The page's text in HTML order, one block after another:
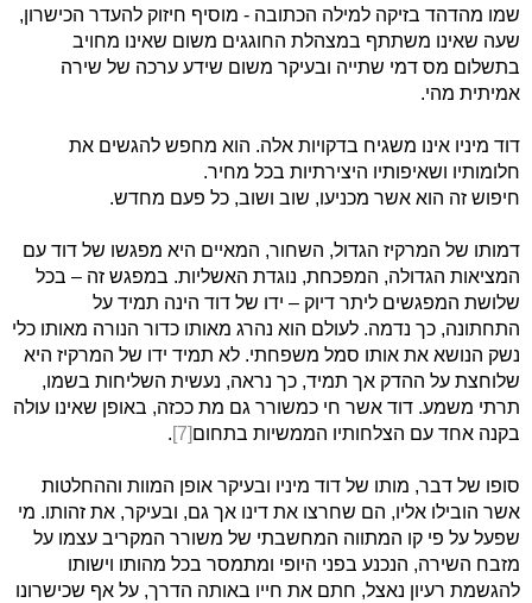
שמו מהדהד בזיקה למילה הכתובה - מוסיף חיזוק להעדר הכישרון,
שעה שאינו משתתף במצהלת החוגגים משום שאינו מחויב
בתשלום מס דמי שתייה ובעיקר משום שידע ערכה של שירה
אמיתית מהי.
דוד מיניו אינו משגיח בדקויות אלה. הוא מחפש להגשים את
חלומותיו ושאיפותיו היצירתיות בכל מחיר.
חיפוש זה הוא אשר מכניעו, שוב ושוב, כל פעם מחדש.
דמותו של המרקיז הגדול, השחור, המאיים היא מפגשו של דוד עם
המציאות הגדולה, המפכחת, נוגדת האשליות. במפגש זה – בכל
שלושת המפגשים ליתר דיוק – ידו של דוד הינה תמיד על
התחתונה, כך נדמה. לעולם הוא נהרג מאותו כדור הנורה מאותו כלי
נשק הנושא את אותו סמל משפחתי. לא תמיד ידו של המרקיז היא
שלוחצת על ההדק אך תמיד, כך נראה, נעשית השליחות בשמו,
תרתי משמע. דוד אשר חי כמשורר גם מת ככזה, באופן שאינו עולה
בקנה אחד עם הצלחותיו הממשיות בתחום[7]
.
סופו של דבר, מותו של דוד מיניו ובעיקר אופן המוות וההחלטות
אשר הובילו אליו, הם שחרצו את דינו אך גם, ובעיקר, את זהותו. מי
שפעל על פי קו המתווה המחשבתי של משורר המקריב עצמו על
מזבח השירה, הנכנע בפני היופי ומתמסר בכל מהותו וישותו
להגשמת רעיון נאצל, חתם את חייו באותה הדרך, על אף שכישרונו